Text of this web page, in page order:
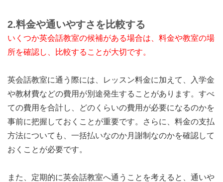
2.料金や通いやすさを比較する
いくつか英会話教室の候補がある場合は、料金や教室の場
所を確認し、比較することが大切です。
英会話教室に通う際には、レッスン料金に加えて、入学金
や教材費などの費用が別途発生することがあります。すべ
ての費用を合計し、どのくらいの費用が必要になるのかを
事前に把握しておくことが重要です。さらに、料金の支払
方法についても、一括払いなのか月謝制なのかを確認して
おくことが必要です。
また、定期的に英会話教室へ通うことを考えると、通いや